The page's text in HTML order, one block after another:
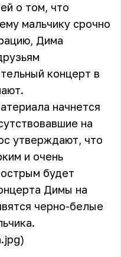
о том, что
мальчику срочно
Дима
концерт в
начнется
на
утверждают, что
и очень
будет
Димы на
черно-белые